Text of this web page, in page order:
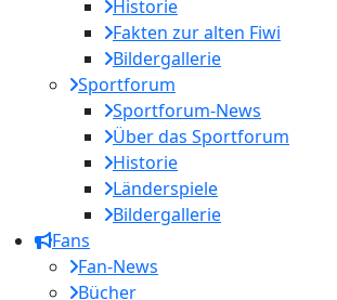
Historie
Fakten zur alten Fiwi
Bildergallerie
Sportforum
Sportforum-News
Über das Sportforum
Historie
Länderspiele
Bildergallerie
Fans
Fan-News
Bücher